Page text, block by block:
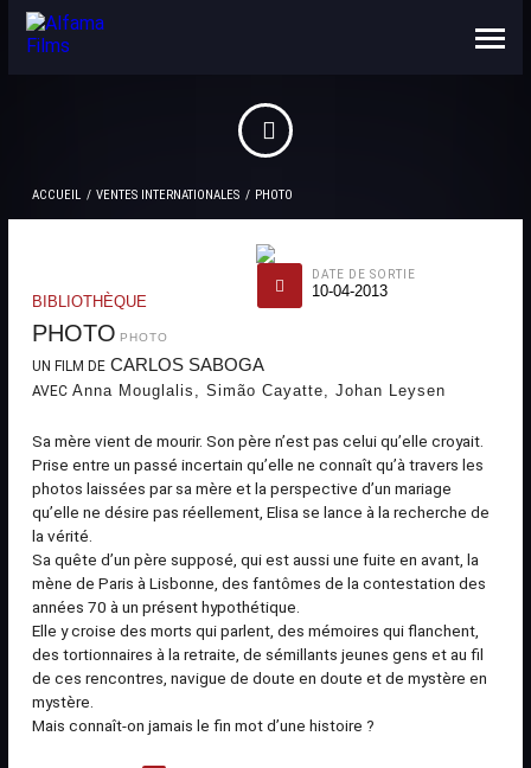
NOUS CONNAÎTRE
CONTACTS
ACCUEIL VENTES INTERNATIONALES PHOTO
BIBLIOTHÈQUE
PHOTO PHOTO
UN FILM DE CARLOS SABOGA
AVEC Anna Mouglalis, Simão Cayatte, Johan Leysen
Sa mère vient de mourir. Son père n’est pas celui qu’elle croyait.
Prise entre un passé incertain qu’elle ne connaît qu’à travers les
photos laissées par sa mère et la perspective d’un mariage
qu’elle ne désire pas réellement, Elisa se lance à la recherche de
la vérité.
Sa quête d’un père supposé, qui est aussi une fuite en avant, la
mène de Paris à Lisbonne, des fantômes de la contestation des
années 70 à un présent hypothétique.
Elle y croise des morts qui parlent, des mémoires qui flanchent,
des tortionnaires à la retraite, de sémillants jeunes gens et au fil
de ces rencontres, navigue de doute en doute et de mystère en
mystère.
Mais connaît-on jamais le fin mot d’une histoire ?
DATE DE SORTIE
10-04-2013